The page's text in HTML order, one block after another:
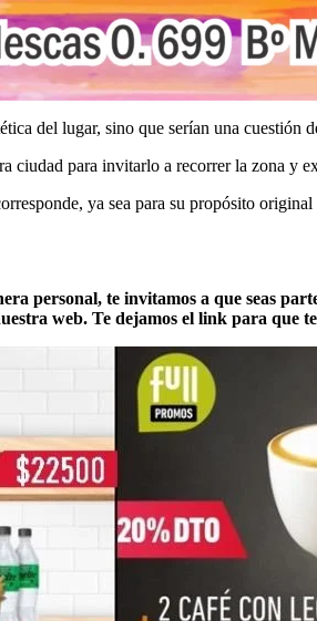
del lugar, sino que serían una cuestión
ciudad para invitarlo a recorrer la zona y
ya sea para su propósito
personal, te invitamos a que seas
web. Te dejamos el link para que